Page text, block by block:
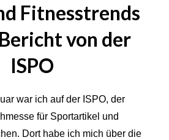
Fitnesstrends
von der
ISPO
war ich auf der ISPO, der
für Sportartikel und
Dort habe ich mich über die